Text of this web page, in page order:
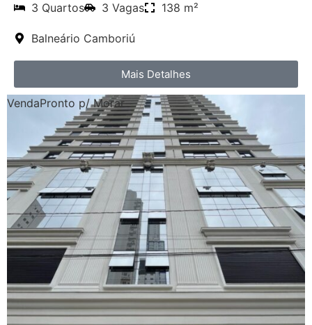
3 Quartos
3 Vagas 138 m²
Balneário Camboriú
Mais Detalhes
VendaPronto p/ Morar